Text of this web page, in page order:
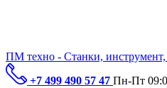
ПМ техно - Станки, инструмент,
+7 499 490 57 47 Пн-Пт